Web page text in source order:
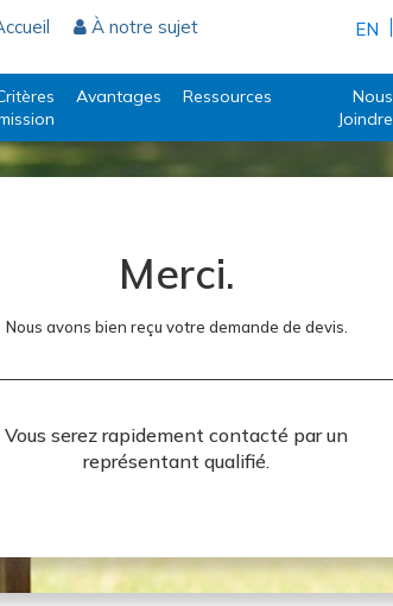
À notre sujet EN
Avantages Ressources
Nous
Joindre
Merci.
Nous avons bien reçu votre demande de devis.
Vous serez rapidement contacté par un
représentant qualifié.